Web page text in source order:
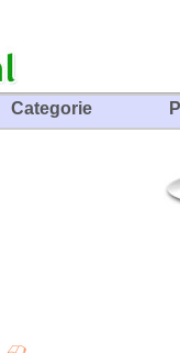
Categorie